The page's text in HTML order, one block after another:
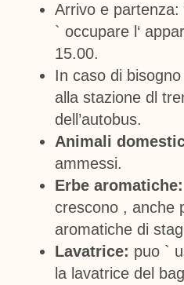
Arrivo e partenza:
` occupare l‘
15.00.
In caso di
alla stazione dl
dell’autobus.
Animali
ammessi.
Erbe aromatiche:
crescono , anche
aromatiche di
Lavatrice: puo `
la lavatrice del